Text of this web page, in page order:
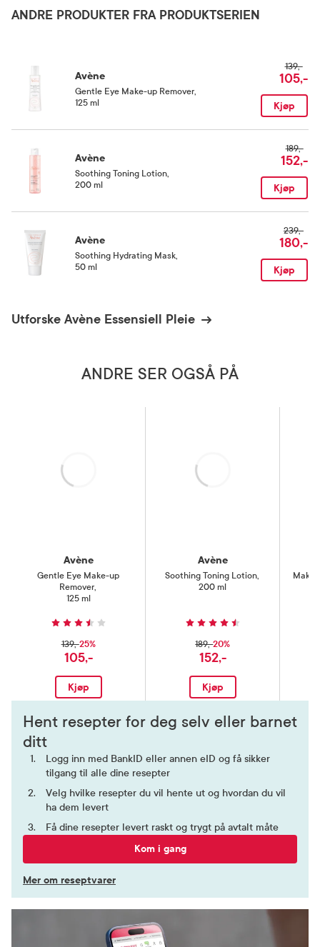
Oppbevaringsbetingelser
Glyceryl Caprylate, Glycine Soja (Soybean) Oil (Glycine Soja Oil), Sclerotium Gum,
ANDRE PRODUKTER FRA PRODUKTSERIEN
Avène
Gentle Eye Make-up Remover
125 ml
139,-
105,-
Kjøp
Avène
Soothing Toning Lotion
200 ml
189,-
152,-
Kjøp
Avène
Soothing Hydrating Mask
50 ml
239,-
180,-
Kjøp
Utforske Avène Essensiell Pleie
ANDRE SER OGSÅ PÅ
Laster
Avène
Gentle Eye Make-up
Remover,
125 ml
139,-25%
105,-
Kjøp
Laster
Avène
Soothing Toning Lotion,
200 ml
189,-20%
152,-
Kjøp
Hent resepter for deg selv eller barnet
ditt
Logg inn med BankID eller annen eID og få sikker
tilgang til alle dine resepter
Velg hvilke resepter du vil hente ut og hvordan du vil
ha dem levert
Få dine resepter levert raskt og trygt på avtalt måte
Kom i gang
Mer om reseptvarer